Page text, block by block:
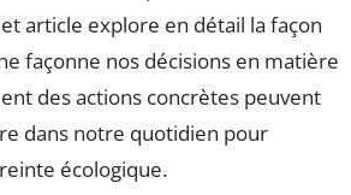
article explore en détail la façon
façonne nos décisions en matière
des actions concrètes peuvent
dans notre quotidien pour
écologique.